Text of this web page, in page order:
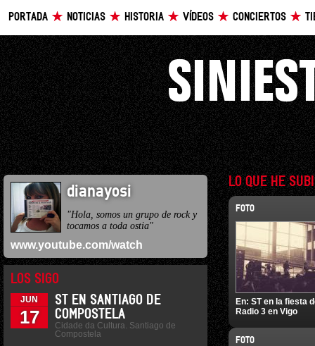
PORTADA NOTICIAS HISTORIA VÍDEOS CONCIERTOS
dianayosi
"Hola, somos un grupo de rock y
tocamos a toda ostia"
www.youtube.com/watch
LOS SIGO
JUN
17
ST EN SANTIAGO DE
COMPOSTELA
Cidade da Cultura. Santiago de
Compostela
LO QUE HE
FOTO
En: ST en la fiesta
Radio 3 en Vigo
FOTO